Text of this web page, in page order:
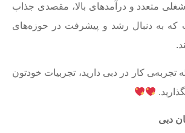
متعدد و درآمدهای بالا، مقصدی جذاب
که به دنبال رشد و پیشرفت در حوزه‌های
کار در دبی دارید، تجربیات خودتون
دبی